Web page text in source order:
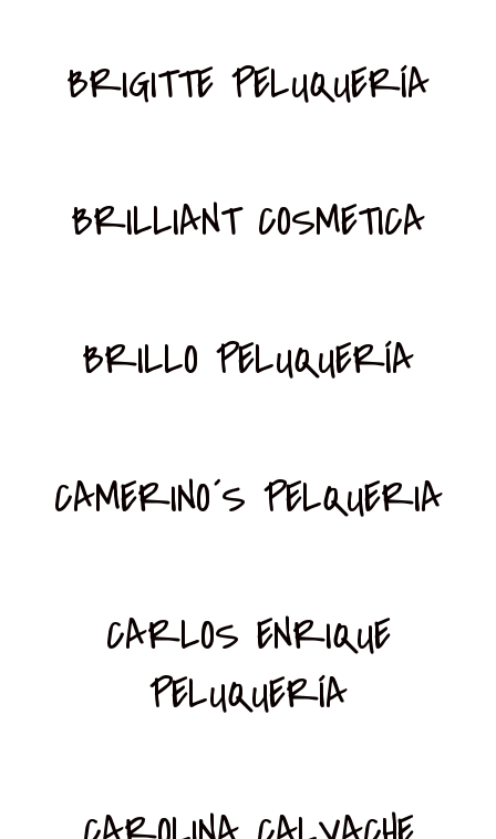
BRIGITTE PELUQUERÍA
BRILLIANT COSMETICA
BRILLO PELUQUERÍA
CAMERINO´S PELQUERIA
CARLOS ENRIQUE
PELUQUERÍA